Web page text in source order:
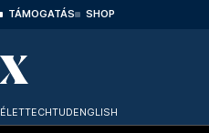
TÁMOGATÁS SHOP
ÉLETTECHTUDENGLISH